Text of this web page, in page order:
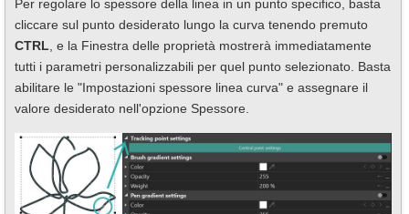
Per regolare lo spessore della linea in un punto specifico, basta
cliccare sul punto desiderato lungo la curva tenendo premuto
CTRL, e la Finestra delle proprietà mostrerà immediatamente
tutti i parametri personalizzabili per quel punto selezionato. Basta
abilitare le "Impostazioni spessore linea curva" e assegnare il
valore desiderato nell'opzione Spessore.